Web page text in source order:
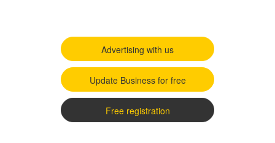
Advertising with us
Update Business for free
Free registration